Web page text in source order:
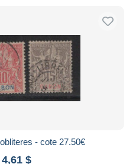
- cote 27.50€
$